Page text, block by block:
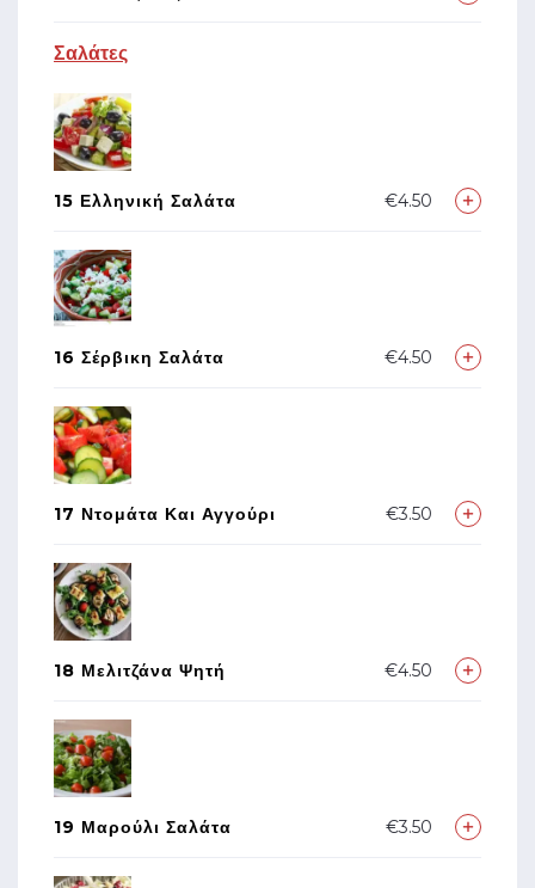
Σαλάτες
15 Ελληνική Σαλάτα €4.50
16 Σέρβικη Σαλάτα €4.50
17 Ντομάτα Και Αγγούρι €3.50
18 Μελιτζάνα Ψητή €4.50
19 Μαρούλι Σαλάτα €3.50